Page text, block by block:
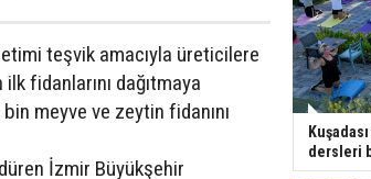
teşvik amacıyla üreticilere
ilk fidanlarını dağıtmaya
meyve ve zeytin fidanını
İzmir Büyükşehir
dersleri